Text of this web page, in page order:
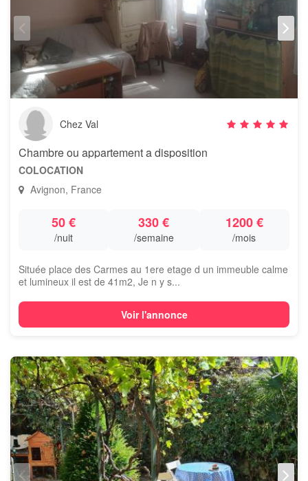
Chez Val
Chambre ou appartement a disposition
COLOCATION
Avignon, France
50 €
/nuit
330 €
/semaine
1200 €
/mois
Située place des Carmes au 1ere etage d un immeuble calme
et lumineux il est de 41m2, Je n y s...
Voir l'annonce